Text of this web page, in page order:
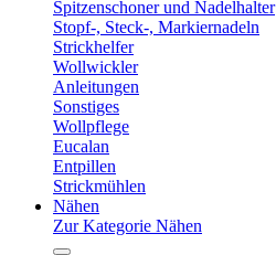
Spitzenschoner und Nadelhalter
Stopf-, Steck-, Markiernadeln
Strickhelfer
Wollwickler
Anleitungen
Sonstiges
Wollpflege
Eucalan
Entpillen
Strickmühlen
Nähen
Zur Kategorie Nähen